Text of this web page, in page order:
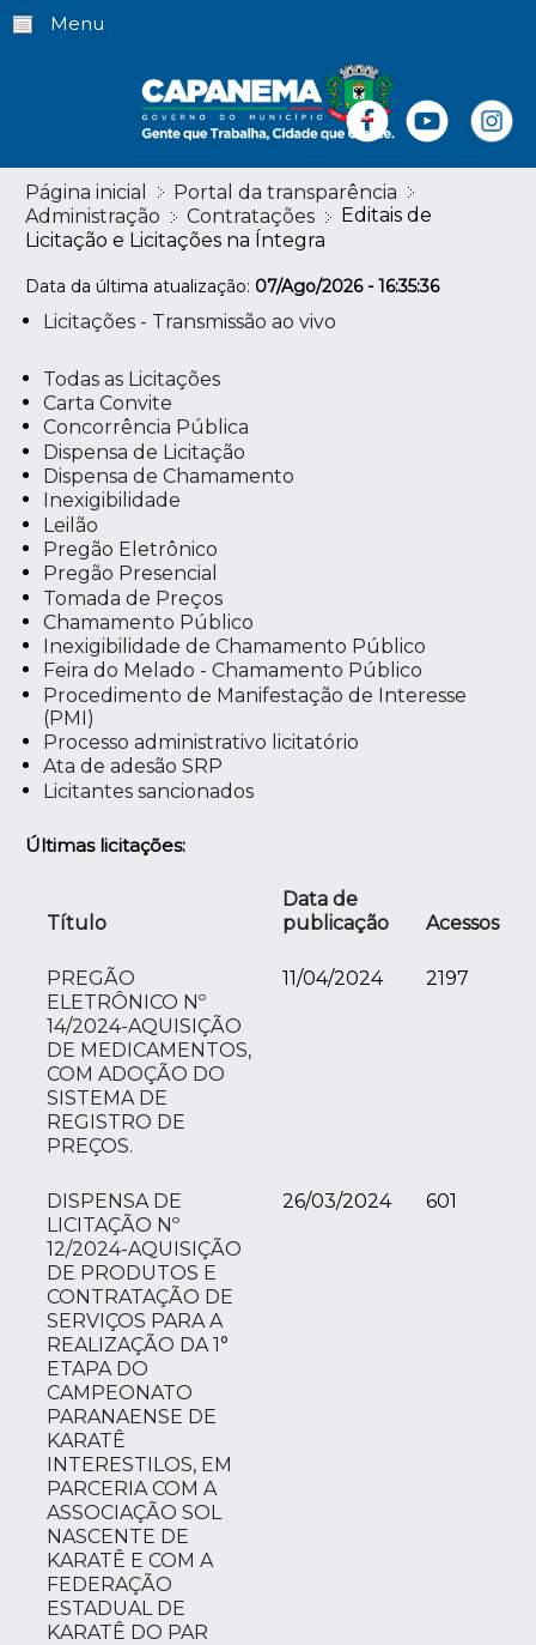
Menu
Página inicial
Portal da transparência
Administração
Contratações
Editais de
Licitação e Licitações na Íntegra
Data da última atualização: 07/Ago/2026 - 16:35:36
Licitações - Transmissão ao vivo
Todas as Licitações
Carta Convite
Concorrência Pública
Dispensa de Licitação
Dispensa de Chamamento
Inexigibilidade
Leilão
Pregão Eletrônico
Pregão Presencial
Tomada de Preços
Chamamento Público
Inexigibilidade de Chamamento Público
Feira do Melado - Chamamento Público
Procedimento de Manifestação de Interesse
(PMI)
Processo administrativo licitatório
Ata de adesão SRP
Licitantes sancionados
Últimas licitações:
Título
Data de
publicação
Acessos
PREGÃO
ELETRÔNICO Nº
14/2024-AQUISIÇÃO
DE MEDICAMENTOS,
COM ADOÇÃO DO
SISTEMA DE
REGISTRO DE
PREÇOS.
11/04/2024 2197
DISPENSA DE
LICITAÇÃO Nº
12/2024-AQUISIÇÃO
DE PRODUTOS E
CONTRATAÇÃO DE
SERVIÇOS PARA A
REALIZAÇÃO DA 1°
ETAPA DO
CAMPEONATO
PARANAENSE DE
KARATÊ
INTERESTILOS, EM
PARCERIA COM A
ASSOCIAÇÃO SOL
NASCENTE DE
KARATÊ E COM A
FEDERAÇÃO
ESTADUAL DE
KARATÊ DO PAR
26/03/2024 601